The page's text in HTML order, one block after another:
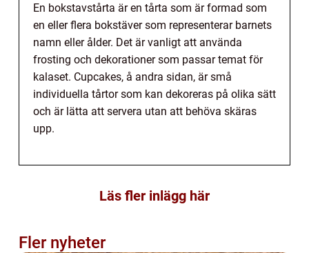
En bokstavstårta är en tårta som är formad som
en eller flera bokstäver som representerar barnets
namn eller ålder. Det är vanligt att använda
frosting och dekorationer som passar temat för
kalaset. Cupcakes, å andra sidan, är små
individuella tårtor som kan dekoreras på olika sätt
och är lätta att servera utan att behöva skäras
upp.
Läs fler inlägg här
Fler nyheter